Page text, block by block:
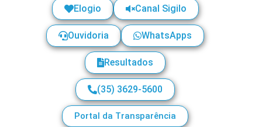
Elogio Canal Sigilo
Ouvidoria WhatsApps
Resultados
(35) 3629-5600
Portal da Transparência